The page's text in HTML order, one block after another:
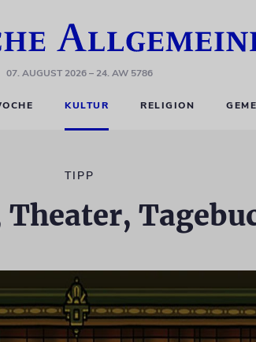
07. AUGUST 2026– 24. AW 5786
KULTUR RELIGION
TIPP